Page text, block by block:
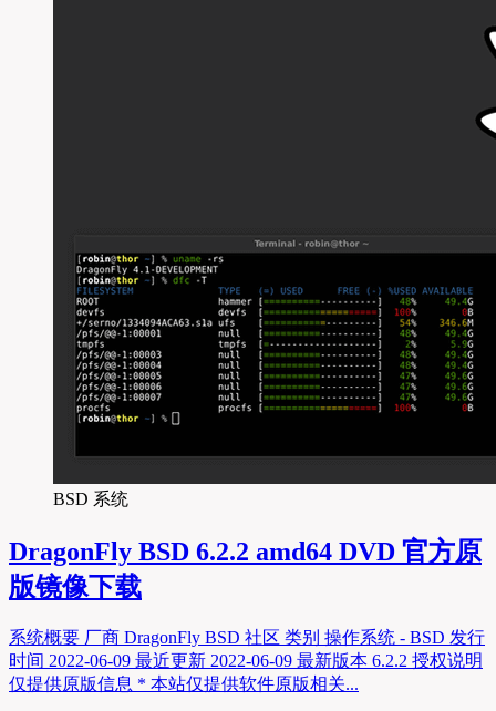
BSD 系统
DragonFly BSD 6.2.2 amd64 DVD 官方原
版镜像下载
系统概要 厂商 DragonFly BSD 社区 类别 操作系统 - BSD 发行
时间 2022-06-09 最近更新 2022-06-09 最新版本 6.2.2 授权说明
仅提供原版信息 * 本站仅提供软件原版相关...